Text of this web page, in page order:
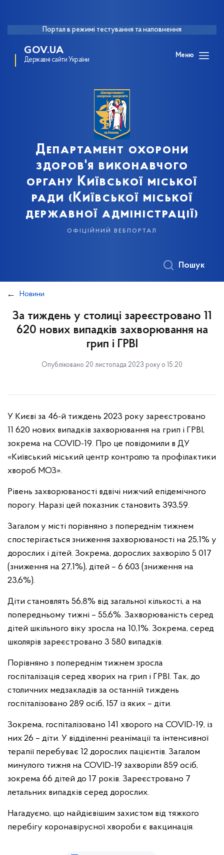
Портал в режимі тестування та наповнення
GOV.UA
Державні сайти України
Меню
Департамент охорони
здоров'я виконавчого
органу Київської міської
ради (Київської міської
державної адміністрації)
офіційний вебпортал
Пошук
Новини
За тиждень у столиці зареєстровано 11
620 нових випадків захворювання на
грип і ГРВІ
Опубліковано 20 листопада 2023 року о 15:20
У Києві за 46-й тиждень 2023 року зареєстровано
11 620 нових випадків захворювання на грип і ГРВІ,
зокрема на COVID-19. Про це повідомили в ДУ
«Київський міський центр контролю та профілактики
хвороб МОЗ».
Рівень захворюваності вдвічі нижчий епідемічного
порогу. Наразі цей показник становить 393,59.
Загалом у місті порівняно з попереднім тижнем
спостерігається зниження захворюваності на 25,1% у
дорослих і дітей. Зокрема, дорослих захворіло 5 017
(зниження на 27,1%), дітей – 6 603 (зниження на
23,6%).
Діти становлять 56,8% від загальної кількості, а на
попередньому тижні – 55,6%. Захворюваність серед
дітей шкільного віку зросла на 10,1%. Зокрема, серед
школярів зареєстровано 3 580 випадків.
Порівняно з попереднім тижнем зросла
госпіталізація серед хворих на грип і ГРВІ. Так, до
столичних медзакладів за останній тиждень
госпіталізовано 289 осіб, 157 із яких – діти.
Зокрема, госпіталізовано 141 хворого на COVID-19, із
них 26 – діти. У відділенні реанімації та інтенсивної
терапії перебуває 12 дорослих пацієнтів. Загалом
минулого тижня на COVID-19 захворіли 859 осіб,
зокрема 66 дітей до 17 років. Зареєстровано 7
летальних випадків серед дорослих.
Нагадуємо, що найдієвішим захистом від тяжкого
перебігу коронавірусної хвороби є вакцинація.